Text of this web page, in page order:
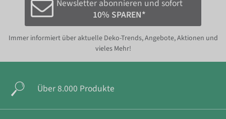
Newsletter abonnieren und sofort
10% SPAREN*
Immer informiert über aktuelle Deko-Trends, Angebote, Aktionen und
vieles Mehr!
Über 8.000 Produkte